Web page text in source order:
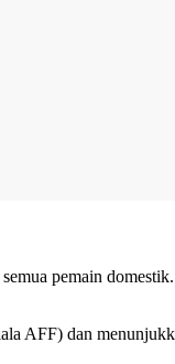
pemain
AFF) dan